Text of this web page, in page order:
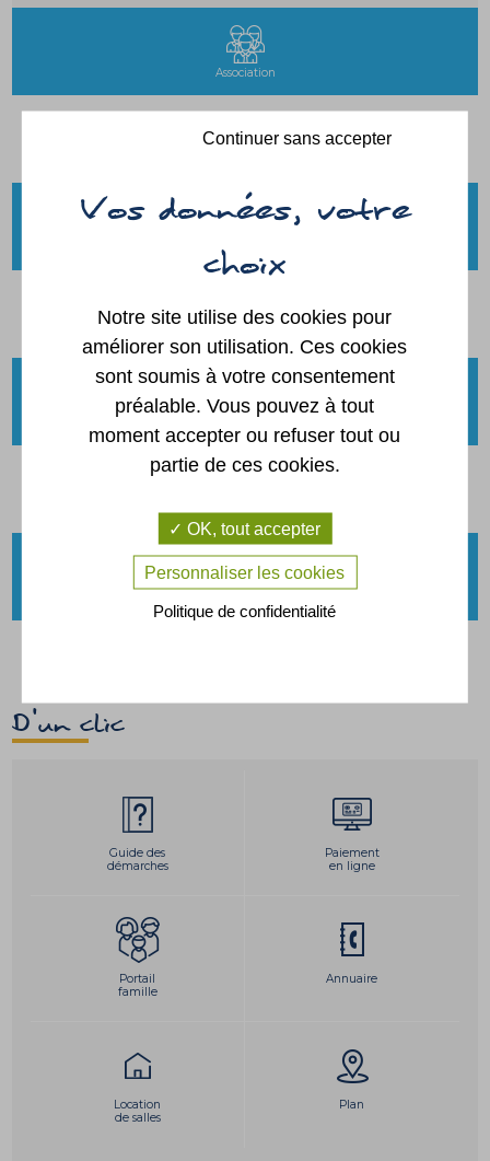
Association
Association
D'un clic
Guide des
démarches
Paiement
en ligne
Portail
famille
Annuaire
Location
de salles
Plan
Notre site utilise des cookies pour
améliorer son utilisation. Ces cookies
sont soumis à votre consentement
préalable. Vous pouvez à tout
moment accepter ou refuser tout ou
partie de ces cookies.
OK, tout accepter
Continuer sans accepter
Personnaliser les cookies
Politique de confidentialité